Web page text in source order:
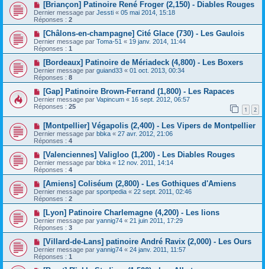
[Briançon] Patinoire René Froger (2,150) - Diables Rouges
Dernier message par Jessti « 05 mai 2014, 15:18
Réponses : 2
[Châlons-en-champagne] Cité Glace (730) - Les Gaulois
Dernier message par Toma-51 « 19 janv. 2014, 11:44
Réponses : 1
[Bordeaux] Patinoire de Mériadeck (4,800) - Les Boxers
Dernier message par guiand33 « 01 oct. 2013, 00:34
Réponses : 8
[Gap] Patinoire Brown-Ferrand (1,800) - Les Rapaces
Dernier message par Vapincum « 16 sept. 2012, 06:57
Réponses : 25 1 2
[Montpellier] Végapolis (2,400) - Les Vipers de Montpellier
Dernier message par bbka « 27 avr. 2012, 21:06
Réponses : 4
[Valenciennes] Valigloo (1,200) - Les Diables Rouges
Dernier message par bbka « 12 nov. 2011, 14:14
Réponses : 4
[Amiens] Coliséum (2,800) - Les Gothiques d'Amiens
Dernier message par sportpedia « 22 sept. 2011, 02:46
Réponses : 2
[Lyon] Patinoire Charlemagne (4,200) - Les lions
Dernier message par yannig74 « 21 juin 2011, 17:29
Réponses : 3
[Villard-de-Lans] patinoire André Ravix (2,000) - Les Ours
Dernier message par yannig74 « 24 janv. 2011, 11:57
Réponses : 1